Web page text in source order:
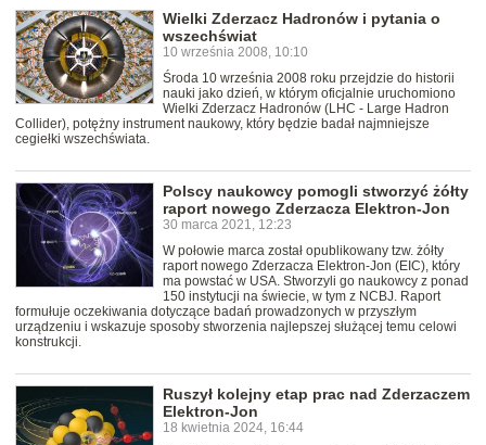
Wielki Zderzacz Hadronów i pytania o
wszechświat
10 września 2008, 10:10
Środa 10 września 2008 roku przejdzie do historii
nauki jako dzień, w którym oficjalnie uruchomiono
Wielki Zderzacz Hadronów (LHC - Large Hadron
Collider), potężny instrument naukowy, który będzie badał najmniejsze
cegiełki wszechświata.
Polscy naukowcy pomogli stworzyć żółty
raport nowego Zderzacza Elektron-Jon
30 marca 2021, 12:23
W połowie marca został opublikowany tzw. żółty
raport nowego Zderzacza Elektron-Jon (EIC), który
ma powstać w USA. Stworzyli go naukowcy z ponad
150 instytucji na świecie, w tym z NCBJ. Raport
formułuje oczekiwania dotyczące badań prowadzonych w przyszłym
urządzeniu i wskazuje sposoby stworzenia najlepszej służącej temu celowi
konstrukcji.
Ruszył kolejny etap prac nad Zderzaczem
Elektron-Jon
18 kwietnia 2024, 16:44